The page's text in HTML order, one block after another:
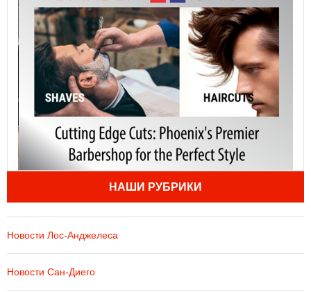
НАШИ РУБРИКИ
Новости Лос-Анджелеса
Новости Сан-Диего